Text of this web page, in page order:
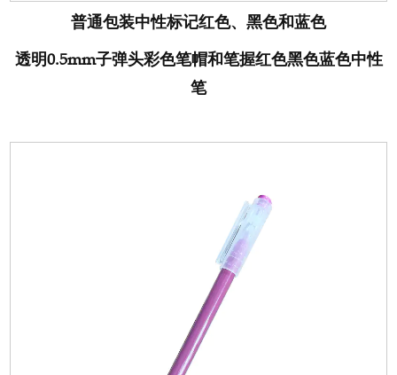
普通包装中性标记红色、黑色和蓝色
透明0.5mm子弹头彩色笔帽和笔握红色黑色蓝色中性
笔